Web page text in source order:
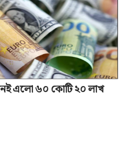
এলো ৬০ কোটি ২০ লাখ